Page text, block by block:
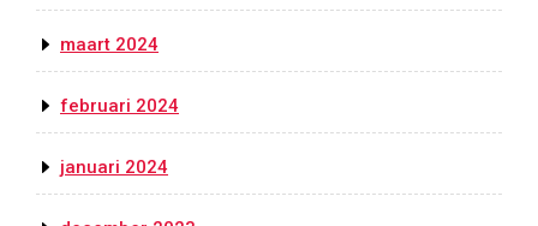
maart 2024
februari 2024
januari 2024